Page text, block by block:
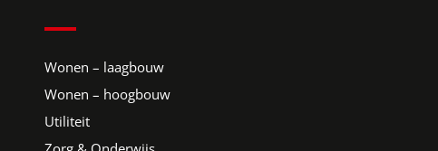
Wonen – laagbouw
Wonen – hoogbouw
Utiliteit